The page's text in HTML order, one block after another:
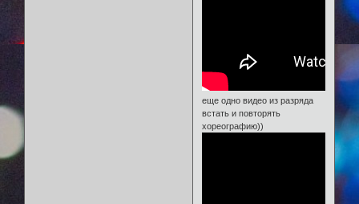
еще одно видео из разряда
встать и повторять
хореографию))